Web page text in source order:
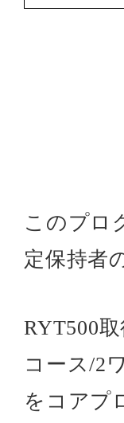
このプロ
定保持者
RYT500
コース/2
をコアプ